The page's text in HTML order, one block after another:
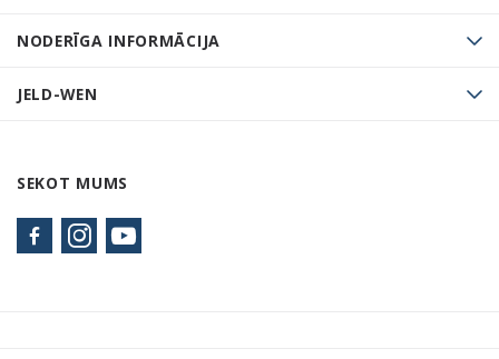
NODERĪGA INFORMĀCIJA
JELD-WEN
SEKOT MUMS